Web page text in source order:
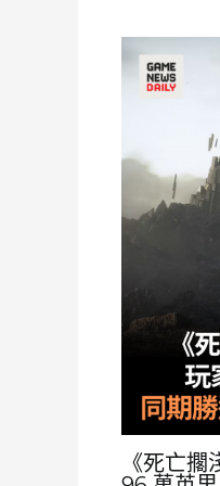
《死亡